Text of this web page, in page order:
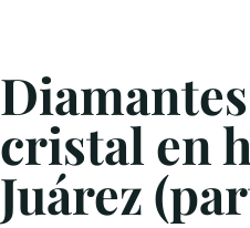
cristal en
Juárez